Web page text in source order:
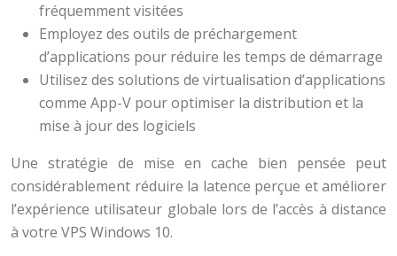
fréquemment visitées
Employez des outils de préchargement
d’applications pour réduire les temps de démarrage
Utilisez des solutions de virtualisation d’applications
comme App-V pour optimiser la distribution et la
mise à jour des logiciels
Une stratégie de mise en cache bien pensée peut
considérablement réduire la latence perçue et améliorer
l’expérience utilisateur globale lors de l’accès à distance
à votre VPS Windows 10.